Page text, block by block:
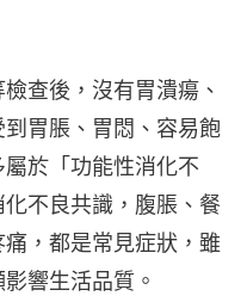
查後，沒有胃潰瘍、
胃脹、胃悶、容易飽
於「功能性消化不
不良共識，腹脹、餐
，都是常見症狀，雖
響生活品質。